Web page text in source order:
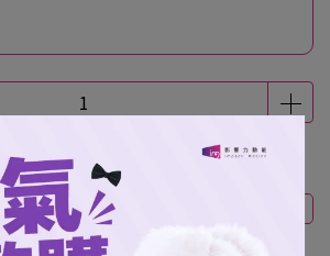
規格說明